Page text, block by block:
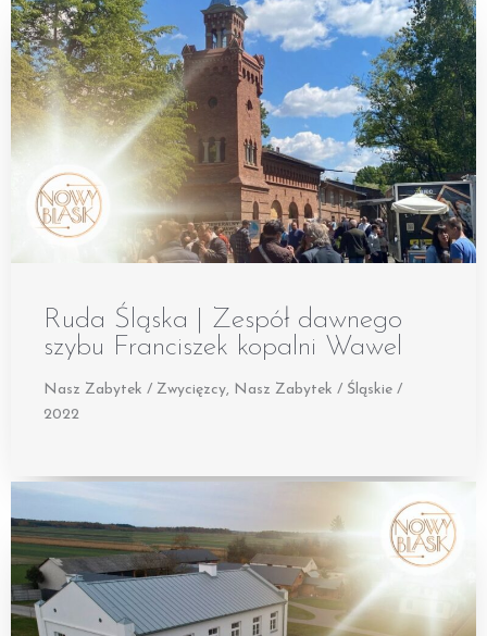
Ruda Śląska | Zespół dawnego
szybu Franciszek kopalni Wawel
Nasz Zabytek / Zwycięzcy, Nasz Zabytek / Śląskie /
2022